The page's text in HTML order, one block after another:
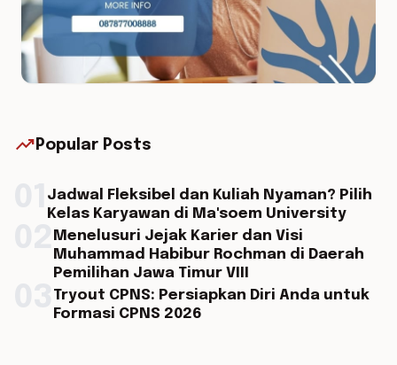
trending_up Popular Posts
Jadwal Fleksibel dan Kuliah Nyaman? Pilih
Kelas Karyawan di Ma'soem University
Menelusuri Jejak Karier dan Visi
Muhammad Habibur Rochman di Daerah
Pemilihan Jawa Timur VIII
Tryout CPNS: Persiapkan Diri Anda untuk
Formasi CPNS 2026